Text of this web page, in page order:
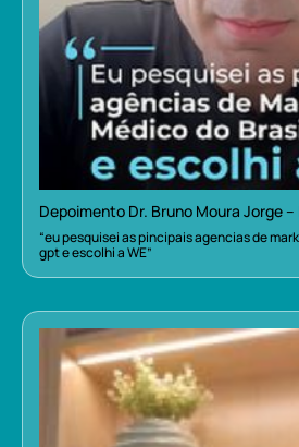
Depoimento Dr. Bruno Moura Jorge
“eu pesquisei as pincipais agencias de
gpt e escolhi a WE”